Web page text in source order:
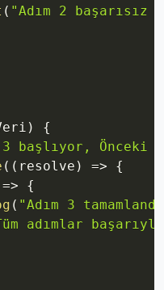
( "Adım 2 başarısız
)
{
3 başlıyor, Önceki
( ( resolve ) =>
{
=>
{
( "Adım 3
adımlar